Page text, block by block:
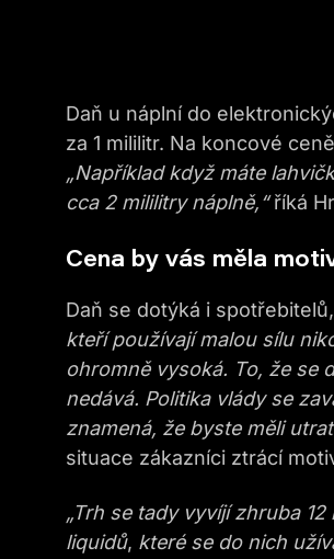
Daň u náplní do
za 1 mililitr. Na koncové
„Například když máte
cca 2 mililitry náplně,“říká
Cena by vás měla
Daň se dotýká i
kteří používají malou sílu
ohromně vysoká. To, že se
nedává. Politika vlády se
znamená, že byste měli
situace zákazníci ztrácí
„Trh se tady vyvíjí zhruba
liquidů, které se do nich